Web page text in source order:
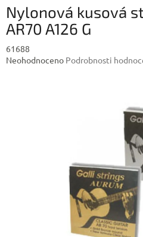
Nylonová kusová
AR70 A126 G
61688
Průměrné
Neohodnoceno Podrobnosti